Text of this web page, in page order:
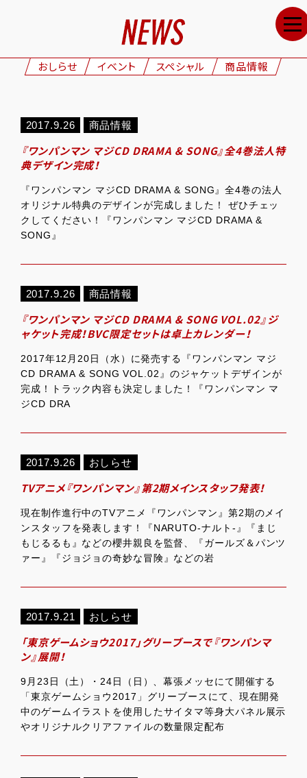
NEWS
STAFF&CAST
CHARACTERS
ONAIR
GOODS
MOVIE
おしらせ イベント スペシャル 商品情報
2017.9.26 商品情報
『ワンパンマン マジCD DRAMA & SONG』全4巻法人特
典デザイン完成！
『ワンパンマン マジCD DRAMA & SONG』全4巻の法人
オリジナル特典のデザインが完成しました！ ぜひチェッ
クしてください！『ワンパンマン マジCD DRAMA &
SONG』
2017.9.26 商品情報
『ワンパンマン マジCD DRAMA & SONG VOL.02』ジ
ャケット完成！BVC限定セットは卓上カレンダー！
2017年12月20日（水）に発売する『ワンパンマン マジ
CD DRAMA & SONG VOL.02』のジャケットデザインが
完成！トラック内容も決定しました！『ワンパンマン マ
ジCD DRA
2017.9.26 おしらせ
TVアニメ『ワンパンマン』第2期メインスタッフ発表！
現在制作進行中のTVアニメ『ワンパンマン』第2期のメイ
ンスタッフを発表します！『NARUTO-ナルト-』『まじ
もじるるも』などの櫻井親良を監督、『ガールズ＆パンツ
ァー』『ジョジョの奇妙な冒険』などの岩
2017.9.21 おしらせ
「東京ゲームショウ2017」グリーブースで『ワンパンマ
ン』展開！
9月23日（土）・24日（日）、幕張メッセにて開催する
「東京ゲームショウ2017」グリーブースにて、現在開発
中のゲームイラストを使用したサイタマ等身大パネル展示
やオリジナルクリアファイルの数量限定配布